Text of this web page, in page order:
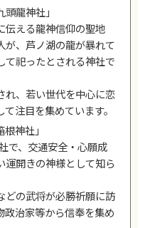
龍神社」
える龍神信仰の聖地
、芦ノ湖の龍が暴れて
て祀ったとされる神社で
、若い世代を中心に恋
注目を集めています。
神社」
で、交通安全・心願成
開きの神様として知ら
の武将が必勝祈願に訪
政治家等から信奉を集め